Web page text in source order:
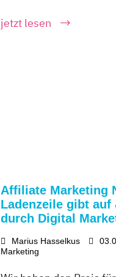
jetzt lesen
Affiliate Marketing
Ladenzeile gibt auf
durch Digital
Marius Hasselkus
Marketing